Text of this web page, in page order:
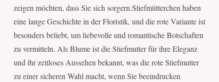
zeigen möchten, dass Sie sich sorgern.Stiefmütterchen haben
eine lange Geschichte in der Floristik, und die rote Variante ist
besonders beliebt, um liebevolle und romantische Botschaften
zu vermitteln. Als Blume ist die Stiefmutter für ihre Eleganz
und ihr zeitloses Aussehen bekannt, was die rote Stiefmutter
zu einer sicheren Wahl macht, wenn Sie beeindrucken